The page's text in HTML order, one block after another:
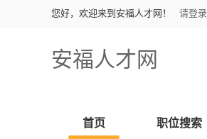
您好，欢迎来到安福人才网！ 请登录
安福人才网
首页 职位搜索